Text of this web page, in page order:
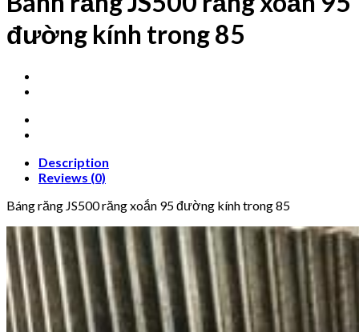
đường kính trong 85
Description
Reviews (0)
Báng răng JS500 răng xoắn 95 đường kính trong 85